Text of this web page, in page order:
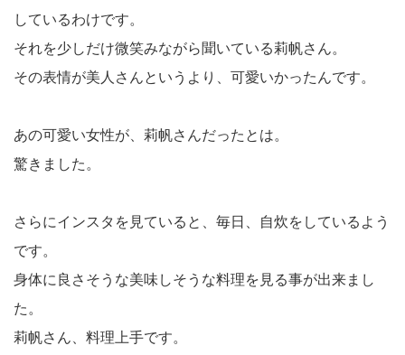
しているわけです。
それを少しだけ微笑みながら聞いている莉帆さん。
その表情が美人さんというより、可愛いかったんです。
あの可愛い女性が、莉帆さんだったとは。
驚きました。
さらにインスタを見ていると、毎日、自炊をしているよう
です。
身体に良さそうな美味しそうな料理を見る事が出来まし
た。
莉帆さん、料理上手です。